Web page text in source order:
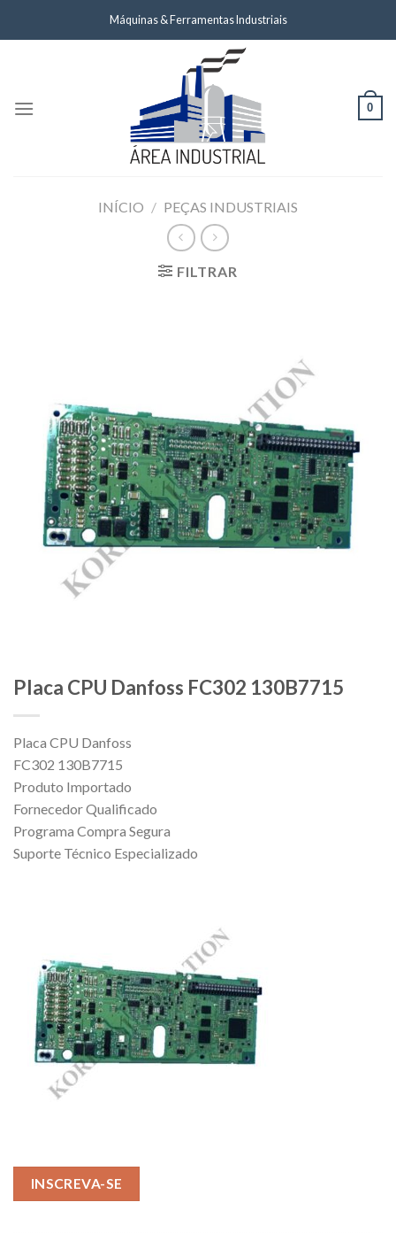
Máquinas & Ferramentas Industriais
0
INÍCIO / PEÇAS INDUSTRIAIS
FILTRAR
Placa CPU Danfoss FC302 130B7715
Placa CPU Danfoss
FC302 130B7715
Produto Importado
Fornecedor Qualificado
Programa Compra Segura
Suporte Técnico Especializado
INSCREVA-SE